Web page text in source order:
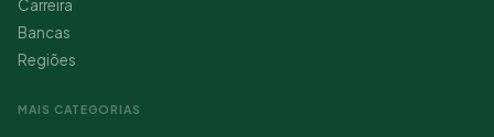
Carreira
Bancas
Regiões
MAIS CATEGORIAS